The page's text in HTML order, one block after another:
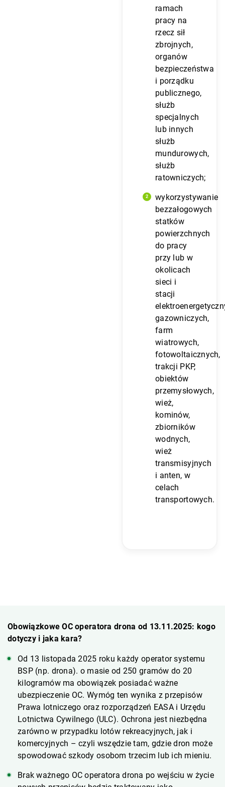
ramach
pracy na
rzecz sił
zbrojnych,
organów
bezpieczeństwa
i porządku
publicznego,
służb
specjalnych
lub innych
służb
mundurowych,
służb
ratowniczych;
wykorzystywanie
bezzałogowych
statków
powierzchnych
do pracy
przy lub w
okolicach
sieci i
stacji
gazowniczych,
farm
wiatrowych,
fotowoltaicznych,
trakcji PKP,
obiektów
przemysłowych,
wież,
kominów,
zbiorników
wodnych,
wież
transmisyjnych
i anten, w
celach
transportowych.
Obowiązkowe OC operatora drona od 13.11.2025: kogo
dotyczy i jaka kara?
Od 13 listopada 2025 roku każdy operator systemu
BSP (np. drona). o masie od 250 gramów do 20
kilogramów ma obowiązek posiadać ważne
ubezpieczenie OC. Wymóg ten wynika z przepisów
Prawa lotniczego oraz rozporządzeń EASA i Urzędu
Lotnictwa Cywilnego (ULC). Ochrona jest niezbędna
zarówno w przypadku lotów rekreacyjnych, jak i
komercyjnych – czyli wszędzie tam, gdzie dron może
spowodować szkody osobom trzecim lub ich mieniu.
Brak ważnego OC operatora drona po wejściu w życie